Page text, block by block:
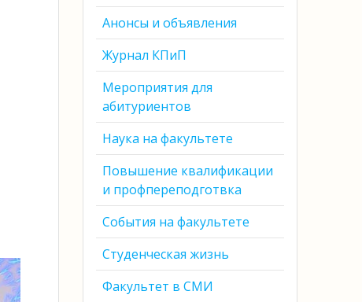
Анонсы и объявления
Журнал КПиП
Мероприятия для
абитуриентов
Наука на факультете
Повышение квалификации
и профпереподготвка
События на факультете
Студенческая жизнь
Факультет в СМИ